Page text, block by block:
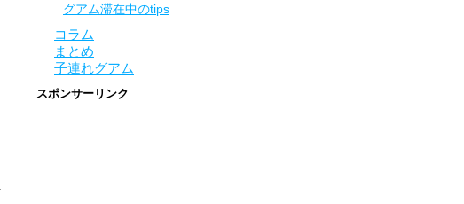
グアム滞在中のtips
コラム
まとめ
子連れグアム
スポンサーリンク